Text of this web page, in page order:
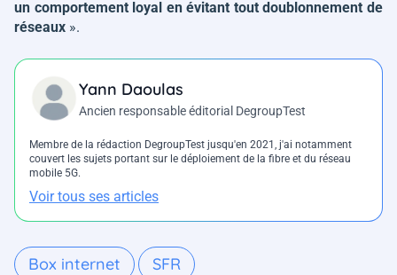
un comportement loyal en évitant tout doublonnement de
réseaux ».
Yann Daoulas
Ancien responsable éditorial DegroupTest
Membre de la rédaction DegroupTest jusqu'en 2021, j'ai notamment
couvert les sujets portant sur le déploiement de la fibre et du réseau
mobile 5G.
Voir tous ses articles
Box internet SFR